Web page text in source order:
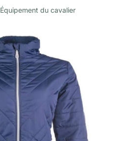
Équipement du cavalier